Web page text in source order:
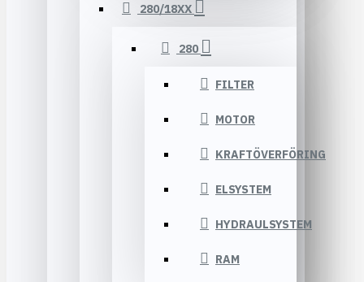
280/18XX
280
FILTER
MOTOR
KRAFTÖVERFÖRING
ELSYSTEM
HYDRAULSYSTEM
RAM